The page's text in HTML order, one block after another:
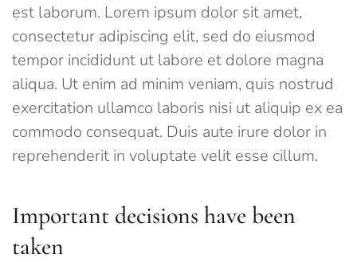
est laborum. Lorem ipsum dolor sit amet,
consectetur adipiscing elit, sed do eiusmod
tempor incididunt ut labore et dolore magna
aliqua. Ut enim ad minim veniam, quis nostrud
exercitation ullamco laboris nisi ut aliquip ex ea
commodo consequat. Duis aute irure dolor in
reprehenderit in voluptate velit esse cillum.
Important decisions have been
taken